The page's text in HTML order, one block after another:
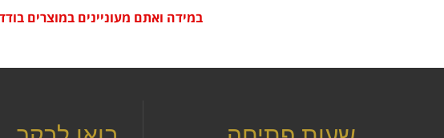
במידה ואתם מעוניינים במוצרים